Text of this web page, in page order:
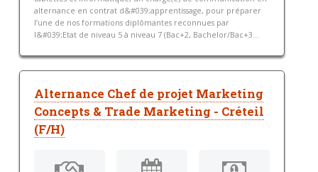
alternance en contrat d&#039;apprentissage, pour préparer
l’une de nos formations diplômantes reconnues par
l&#039;Etat de niveau 5 à niveau 7 (Bac+2, Bachelor/Bac+3...
Alternance Chef de projet Marketing
Concepts & Trade Marketing - Créteil
(F/H)